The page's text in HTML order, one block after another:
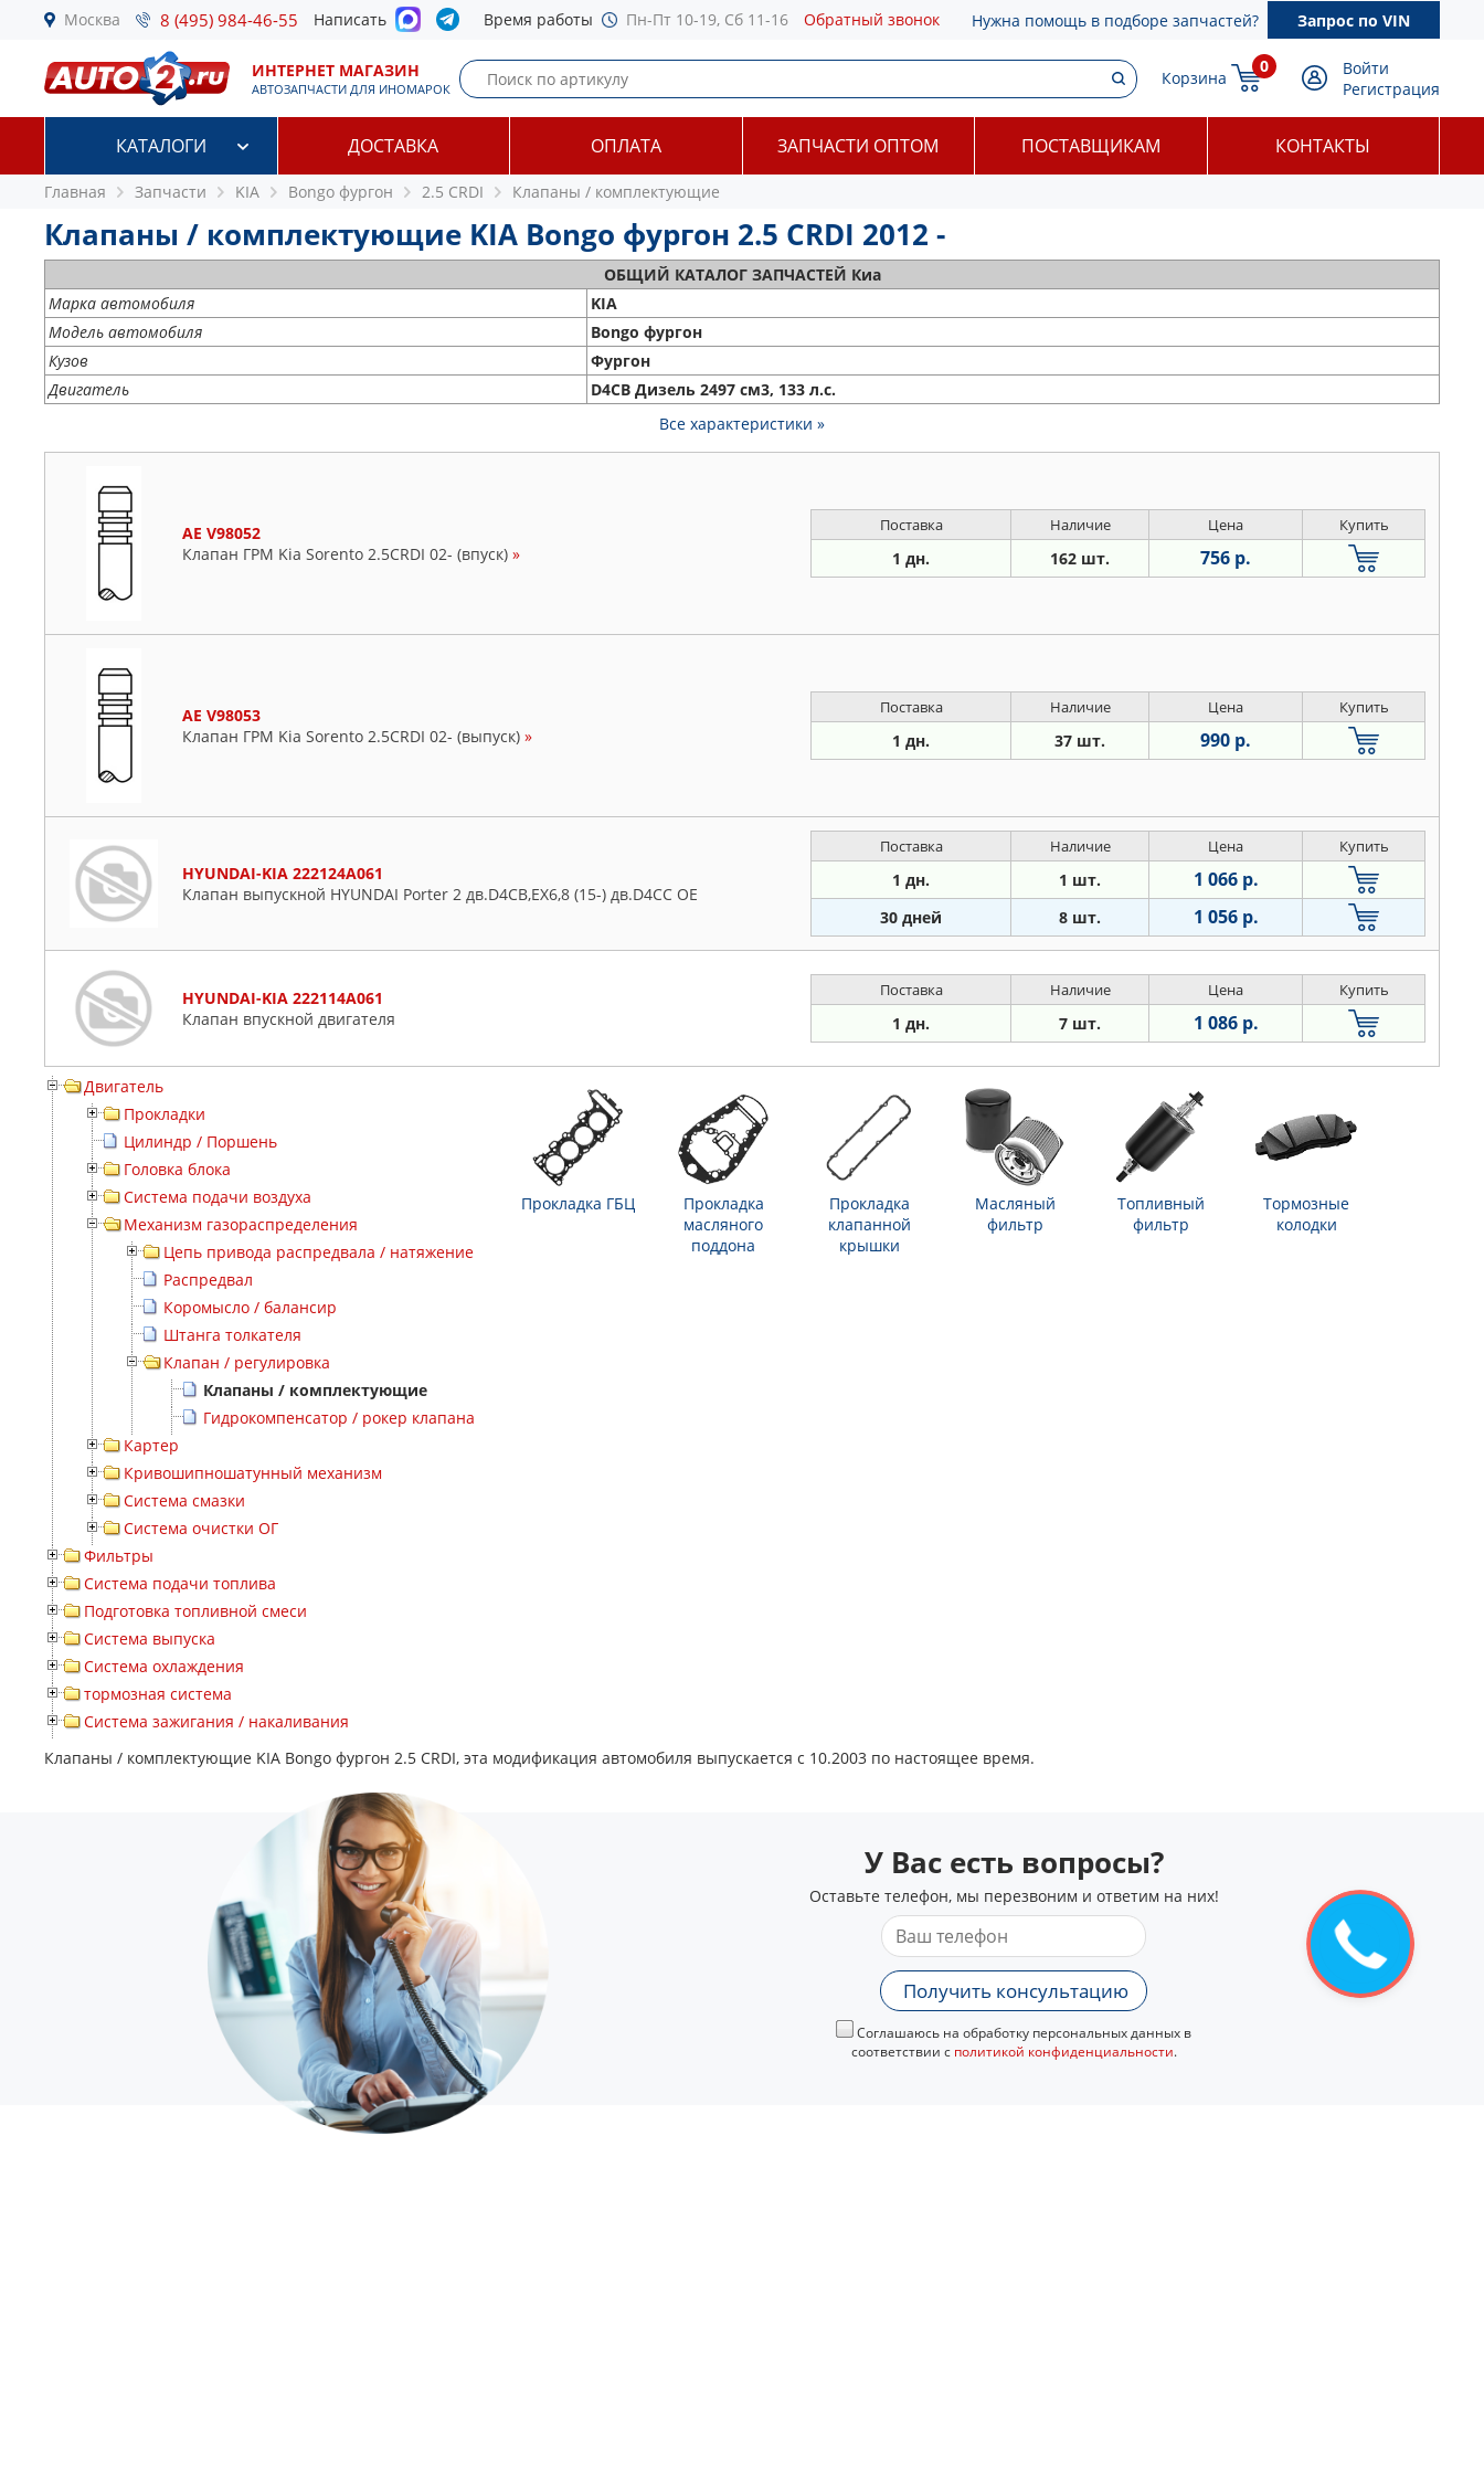
Москва 8 (495) 984-46-55 Написать Время работы Пн-Пт 10-19, Сб 11-16 Обратный звонок Нужна помощь в подборе запчастей? Запрос по VIN
ИНТЕРНЕТ МАГАЗИН
АВТОЗАПЧАСТИ ДЛЯ ИНОМАРОК
Корзина
0
Войти
Регистрация
КАТАЛОГИ ДОСТАВКА ОПЛАТА ЗАПЧАСТИ ОПТОМ ПОСТАВЩИКАМ КОНТАКТЫ
Главная Запчасти KIA Bongo фургон 2.5 CRDI Клапаны / комплектующие
Клапаны / комплектующие KIA Bongo фургон 2.5 CRDI 2012 -
ОБЩИЙ КАТАЛОГ ЗАПЧАСТЕЙ Киа
Марка автомобиля
KIA
Модель автомобиля
Bongo фургон
Кузов
Фургон
Двигатель
D4CB Дизель 2497 см3, 133 л.с.
Все характеристики »
AE V98052
Клапан ГРМ Kia Sorento 2.5CRDI 02- (впуск) »
Поставка Наличие Цена Купить
1 дн. 162 шт. 756 р.
AE V98053
Клапан ГРМ Kia Sorento 2.5CRDI 02- (выпуск) »
Поставка Наличие Цена Купить
1 дн. 37 шт. 990 р.
HYUNDAI-KIA 222124A061
Клапан выпускной HYUNDAI Porter 2 дв.D4CB,EX6,8 (15-) дв.D4CC OE
Поставка Наличие Цена Купить
1 дн. 1 шт. 1 066 р.
30 дней 8 шт. 1 056 р.
HYUNDAI-KIA 222114A061
Клапан впускной двигателя
Поставка Наличие Цена Купить
1 дн. 7 шт. 1 086 р.
Двигатель
Прокладки
Цилиндр / Поршень
Головка блока
Система подачи воздуха
Механизм газораспределения
Цепь привода распредвала / натяжение
Распредвал
Коромысло / балансир
Штанга толкателя
Клапан / регулировка
Клапаны / комплектующие
Гидрокомпенсатор / рокер клапана
Картер
Кривошипношатунный механизм
Система смазки
Система очистки ОГ
Фильтры
Система подачи топлива
Подготовка топливной смеси
Система выпуска
Система охлаждения
тормозная система
Система зажигания / накаливания
Прокладка ГБЦ
Прокладка
масляного
поддона
Прокладка
клапанной
крышки
Масляный
фильтр
Топливный
фильтр
Тормозные
колодки
Клапаны / комплектующие KIA Bongo фургон 2.5 CRDI, эта модификация автомобиля выпускается с 10.2003 по настоящее время.
У Вас есть вопросы?
Оставьте телефон, мы перезвоним и ответим на них!
Получить консультацию
Соглашаюсь на обработку персональных данных в
соответствии с политикой конфиденциальности.